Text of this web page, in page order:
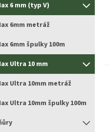
6 mm (typ V)
6mm metráž
6mm špulky 100m
Ultra 10 mm
Ultra 10mm metráž
Ultra 10mm špulky 100m